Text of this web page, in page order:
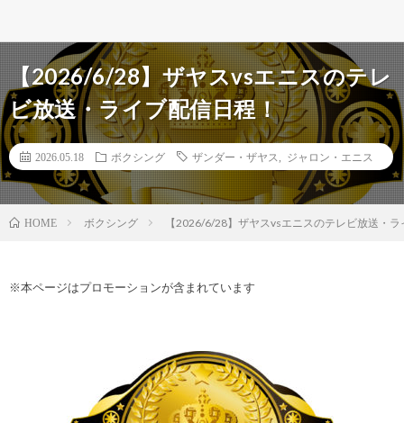
【2026/6/28】ザヤスvsエニスのテレ
ビ放送・ライブ配信日程！
2026.05.18 ボクシング ザンダー・ザヤス ジャロン・エニス
HOME ボクシング 【2026/6/28】ザヤスvsエニスのテレビ放送・
※本ページはプロモーションが含まれています